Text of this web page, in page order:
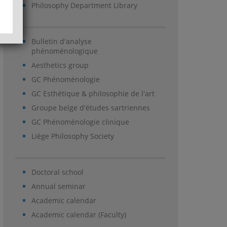
Philosophy Department Library
Bulletin d'analyse
phénoménologique
Aesthetics group
GC Phénoménologie
GC Esthétique & philosophie de l'art
Groupe belge d'études sartriennes
GC Phénoménologie clinique
Liège Philosophy Society
Doctoral school
Annual seminar
Academic calendar
Academic calendar (Faculty)